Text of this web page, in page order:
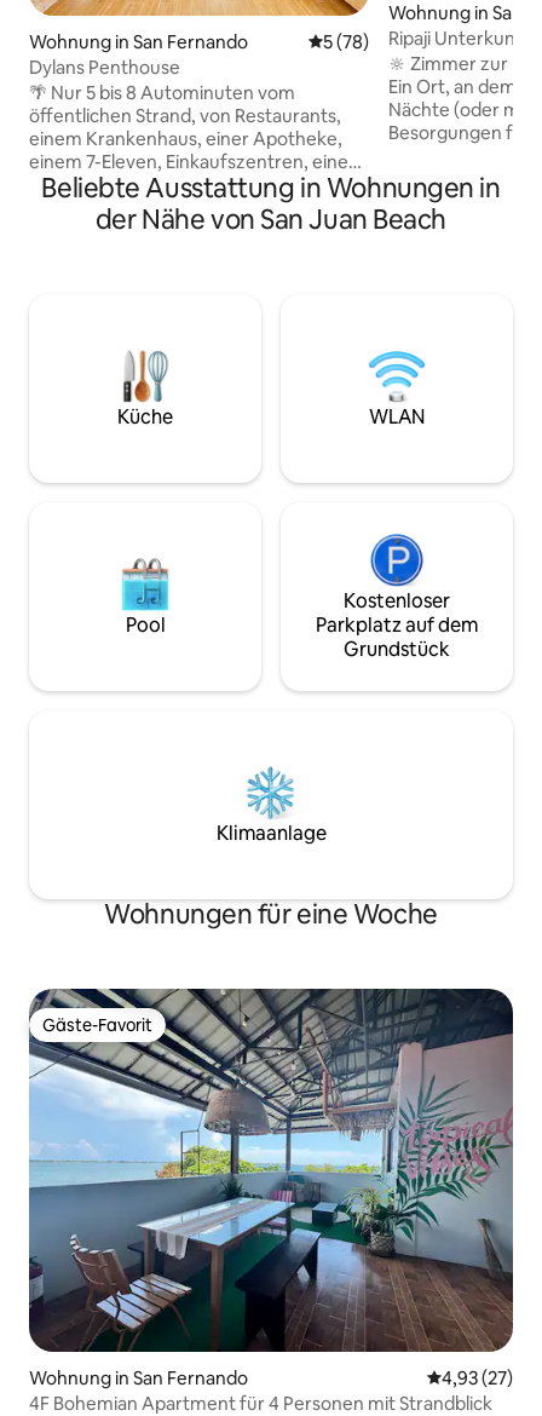
Wohnung in San Fernando Durchschnittliche
5 (78)
Dylans Penthouse
🌴 Nur 5 bis 8 Autominuten vom
öffentlichen Strand, von Restaurants,
einem Krankenhaus, einer Apotheke,
einem 7-Eleven, Einkaufszentren, einem
Meeresfrüchtemarkt, einem
Lebensmittelgeschäft und einem
öffentlichen Markt entfernt. 🚙 Nutze
wurde für Paare und Familien konzipiert
und bietet eine wunderschöne Aussicht
auf das Meer, die Hügel und die
Landschaft. 🏠 Modern & stilvoll –
komplettes Kochgeschirr für deinen
Wohnung in San
Ripaji Unterkunft
🔆 Zimmer zur
Ein Ort, an dem
Nächte (oder
Besorgungen für
Zweck für deinen
herzlich
Wir sind ein paar
Hauses (unten),
Atmosphäre
deinen eigenen
Privatsphäre
Beliebte Ausstattung in Wohnungen in
der Nähe von San Juan Beach
Küche WLAN
Pool
Kostenloser
Parkplatz auf dem
Grundstück
Klimaanlage
Wohnungen für eine Woche
Gäste-Favorit
Gäste-Favorit
Wohnung in San Fernando
4,93 (27)
4F Bohemian Apartment für 4 Personen mit Strandblick